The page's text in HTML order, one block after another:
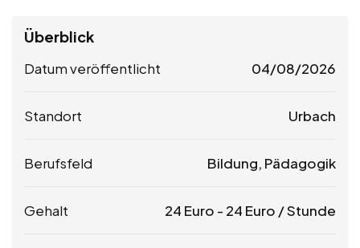
Überblick
Datum veröffentlicht 04/08/2026
Standort Urbach
Berufsfeld Bildung, Pädagogik
Gehalt 24 Euro - 24 Euro / Stunde